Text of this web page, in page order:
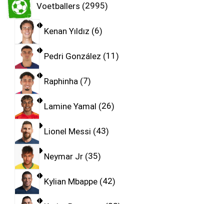
Voetballers 2995
Kenan Yıldız 6
Pedri González 11
Raphinha 7
Lamine Yamal 26
Lionel Messi 43
Neymar Jr 35
Kylian Mbappe 42